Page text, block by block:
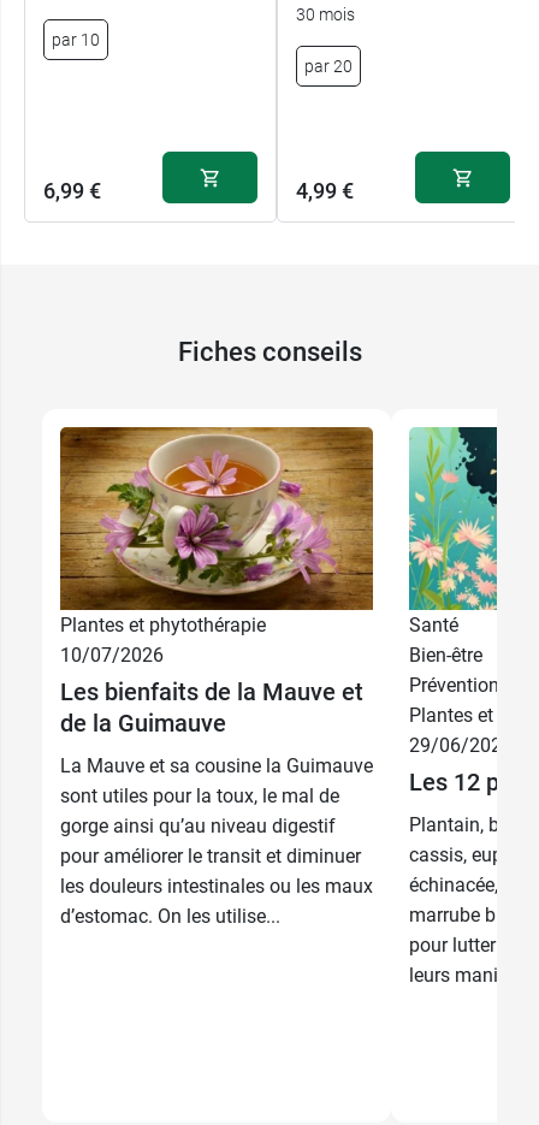
par 10
6,99 €
30 mois
par 20
4,99 €
Fiches conseils
Plantes et phytothérapie
10/07/2026
Les bienfaits de la Mauve et
de la Guimauve
La Mauve et sa cousine la Guimauve
sont utiles pour la toux, le mal de
gorge ainsi qu’au niveau digestif
pour améliorer le transit et diminuer
les douleurs intestinales ou les maux
d’estomac. On les utilise...
Santé
Bien-être
Prévention
Plantes et
29/06/2026
Les 12
Plantain,
cassis,
échinacée,
marrube
pour lutter
leurs